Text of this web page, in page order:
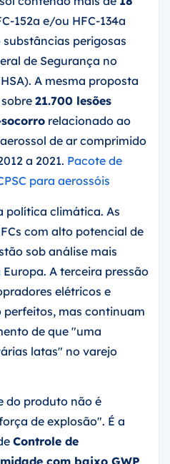
152a e/ou HFC-134a
perigosas
de Segurança no
A mesma proposta
21.700 lesões
de ar comprimido
a 2021.
Pacote de
para aerossóis
com alto potencial de
sob análise mais
A terceira pressão
elétricos e
perfeitos, mas continuam
de que "uma
latas" no varejo
de explosão". É a
Controle de